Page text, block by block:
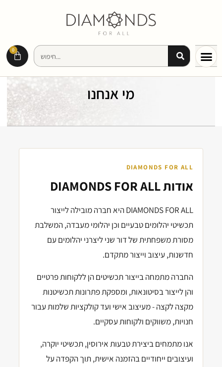
0
מי אנחנו
DIAMONDS FOR ALL
אודות DIAMONDS FOR ALL
DIAMONDS FOR ALL היא חברה מובילה לייצור
תכשיטי יהלומים טבעיים וכן יהלומי מעבדה, המשלבת
מסורת משפחתית של דור שני ליצרני יהלומים עם
חדשנות, עיצוב וייצור מתקדם.
החברה מתמחה בייצור תכשיטים הן ללקוחות פרטיים
והן לייצור בסיטונאות, ומספקת פתרונות תכשיטנות
מקצה לקצה - מעיצוב אישי ועד קולקציות שלמות עבור
חנויות, משווקים ולקוחות עסקיים.
אנו מתמחים ביצירת טבעות אירוסין, תכשיטי יוקרה,
ועיצובים ייחודיים בהזמנה אישית, תוך הקפדה על